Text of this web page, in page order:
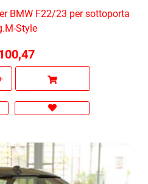
BMW F22/23 per sottoporta
Style